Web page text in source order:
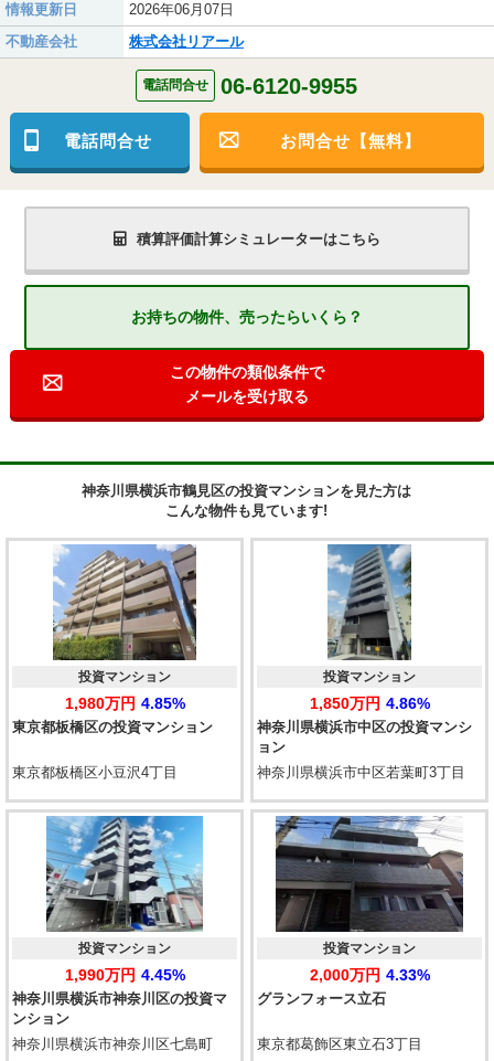
情報更新日
2026年06月07日
不動産会社
株式会社リアール
電話問合せ 06-6120-9955
電話問合せ お問合せ【無料】
積算評価計算シミュレーターはこちら
お持ちの物件、売ったらいくら？
この物件の類似条件で
メールを受け取る
神奈川県横浜市鶴見区の投資マンションを見た方は
こんな物件も見ています!
東京都板橋区の投資マンション
投資マンション
1,980万円 4.85%
東京都板橋区小豆沢4丁目
神奈川県横浜市中区の投資マンシ
ョン
投資マンション
1,850万円 4.86%
神奈川県横浜市中区若葉町3丁目
神奈川県横浜市神奈川区の投資マ
ンション
投資マンション
1,990万円 4.45%
神奈川県横浜市神奈川区七島町
グランフォース立石
投資マンション
2,000万円 4.33%
東京都葛飾区東立石3丁目